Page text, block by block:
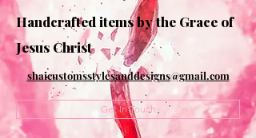
Handcrafted items by the Grace of
Jesus Christ
shaicustomsstylesanddesigns@gmail.com
Get In Touch